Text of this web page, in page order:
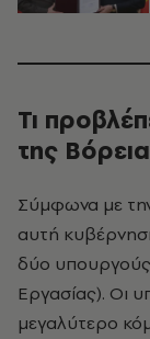
Τι
της
Σύμφωνα με
αυτή
δύο υπουργούς
Εργασίας). Οι
μεγαλύτερο